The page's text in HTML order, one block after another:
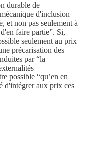
durable de
d'inclusion
et non pas seulement à
faire partie”. Si,
seulement au prix
précarisation des
par “la
possible “qu’en en
d'intégrer aux prix ces